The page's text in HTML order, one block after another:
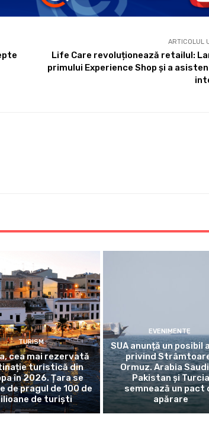
ARTICOLUL
Life Care revoluționează retailul:
primului Experience Shop și a
TURISM
cea mai rezervată
turistică din
în 2026. Țara se
de pragul de 100 de
de turiști
EVENIMENTE
SUA anunță un posibil
privind
Ormuz. Arabia
Pakistan și Turcia
semnează un pact
apărare